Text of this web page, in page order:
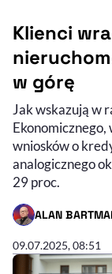
Klienci
w górę
Jak wskazują w
Ekonomicznego,
wniosków o
analogicznego
29 proc.
ALAN
- AUTOR
09.07.2025, 08:51